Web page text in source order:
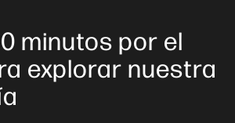
minutos por el
explorar nuestra